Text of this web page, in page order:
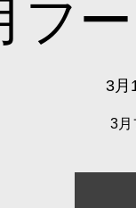
フ
3月
3月